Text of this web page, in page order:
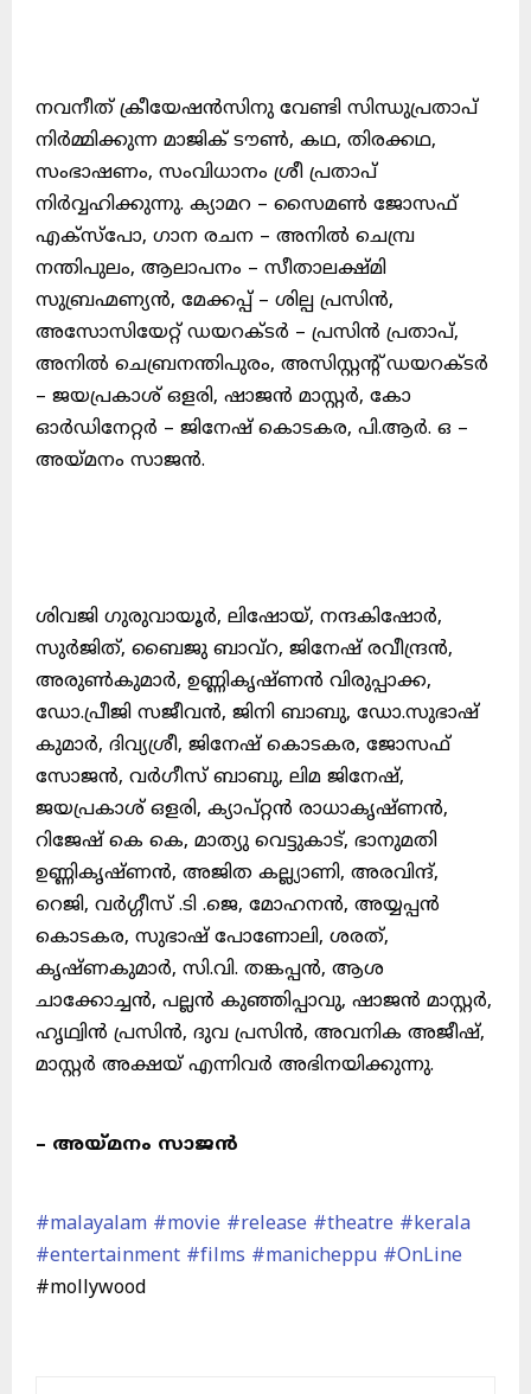
നവനീത് ക്രീയേഷൻസിനു വേണ്ടി സിന്ധുപ്രതാപ്
നിർമ്മിക്കുന്ന മാജിക് ടൗൺ, കഥ, തിരക്കഥ,
സംഭാഷണം, സംവിധാനം ശ്രീ പ്രതാപ്
നിർവ്വഹിക്കുന്നു. ക്യാമറ – സൈമൺ ജോസഫ്
എക്സ്പോ, ഗാന രചന – അനിൽ ചെമ്പ്ര
നന്തിപുലം, ആലാപനം – സീതാലക്ഷ്മി
സുബ്രഹ്മണ്യൻ, മേക്കപ്പ് – ശില്പ പ്രസിൻ,
അസോസിയേറ്റ് ഡയറക്ടർ – പ്രസിൻ പ്രതാപ്,
അനിൽ ചെബ്രനന്തിപുരം, അസിസ്റ്റന്റ് ഡയറക്ടർ
– ജയപ്രകാശ് ഒളരി, ഷാജൻ മാസ്റ്റർ, കോ
ഓർഡിനേറ്റർ – ജിനേഷ് കൊടകര, പി.ആർ. ഒ –
അയ്മനം സാജൻ.
ശിവജി ഗുരുവായൂർ, ലിഷോയ്, നന്ദകിഷോർ,
സുർജിത്, ബൈജു ബാവ്റ, ജിനേഷ് രവീന്ദ്രൻ,
അരുൺകുമാർ, ഉണ്ണികൃഷ്ണൻ വിരുപ്പാക്ക,
ഡോ.പ്രീജി സജീവൻ, ജിനി ബാബു, ഡോ.സുഭാഷ്
കുമാർ, ദിവ്യശ്രീ, ജിനേഷ് കൊടകര, ജോസഫ്
സോജൻ, വർഗീസ് ബാബു, ലിമ ജിനേഷ്,
ജയപ്രകാശ് ഒളരി, ക്യാപ്റ്റൻ രാധാകൃഷ്ണൻ,
റിജേഷ് കെ കെ, മാത്യു വെട്ടുകാട്, ഭാനുമതി
ഉണ്ണികൃഷ്ണൻ, അജിത കല്ല്യാണി, അരവിന്ദ്,
റെജി, വർഗ്ഗീസ് .ടി .ജെ, മോഹനൻ, അയ്യപ്പൻ
കൊടകര, സുഭാഷ് പോണോലി, ശരത്,
കൃഷ്ണകുമാർ, സി.വി. തങ്കപ്പൻ, ആശ
ചാക്കോച്ചൻ, പല്ലൻ കുഞ്ഞിപ്പാവു, ഷാജൻ മാസ്റ്റർ,
ഹൃഥ്വിൻ പ്രസിൻ, ദുവ പ്രസിൻ, അവനിക അജീഷ്,
മാസ്റ്റർ അക്ഷയ് എന്നിവർ അഭിനയിക്കുന്നു.
– അയ്മനം സാജൻ
#malayalam #movie #release #theatre #kerala
#entertainment #films #manicheppu #OnLine
#mollywood